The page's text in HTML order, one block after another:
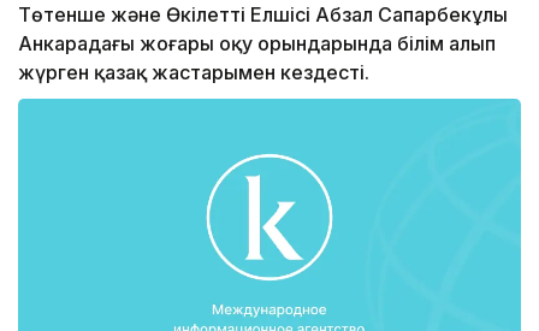
Төтенше және Өкілетті Елшісі Абзал Сапарбекұлы
Анкарадағы жоғары оқу орындарында білім алып
жүрген қазақ жастарымен кездесті.